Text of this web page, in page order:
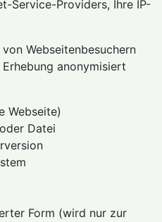
Service-Providers, Ihre IP-
Webseitenbesuchern
anonymisiert
Webseite)
Datei
Form (wird nur zur